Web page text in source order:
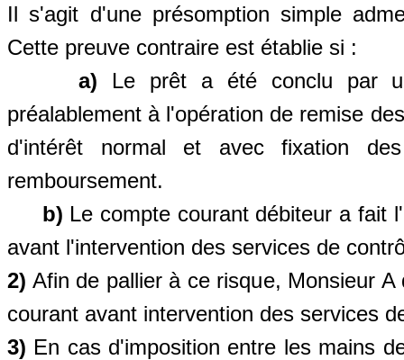
Il s'agit d'une présomption simple
Cette preuve contraire est établie si :
a) Le prêt a été conclu par
préalablement à l'opération de remise
d'intérêt normal et avec fixation
remboursement.
b) Le compte courant débiteur a fait
avant l'intervention des services de
2) Afin de pallier à ce risque, Monsieur
courant avant intervention des services
3) En cas d'imposition entre les mains